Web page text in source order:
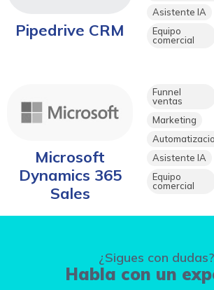
Pipedrive CRM
Asistente IA
Equipo
comercial
Microsoft
Dynamics 365
Sales
Funnel
ventas
Marketing
Asistente IA
Equipo
comercial
¿Sigues con dudas?
Habla con un